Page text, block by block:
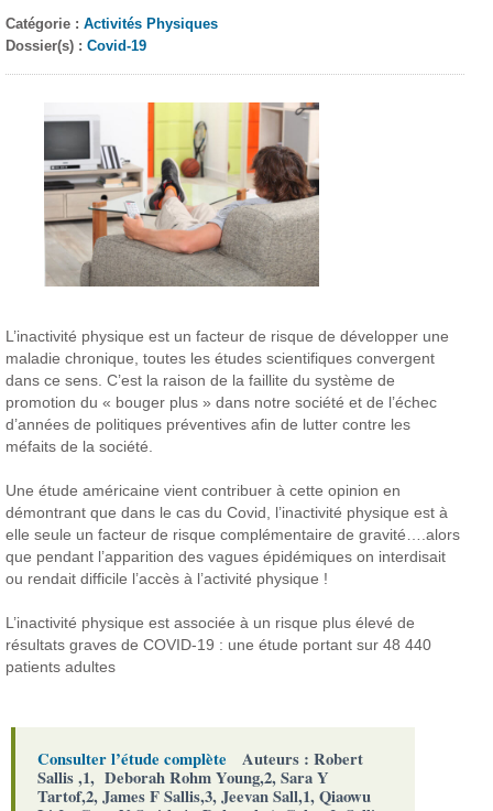
Catégorie :Activités Physiques
Dossier(s) :Covid-19
L’inactivité physique est un facteur de risque de développer une
maladie chronique, toutes les études scientifiques convergent
dans ce sens. C’est la raison de la faillite du système de
promotion du « bouger plus » dans notre société et de l’échec
d’années de politiques préventives afin de lutter contre les
méfaits de la société.
Une étude américaine vient contribuer à cette opinion en
démontrant que dans le cas du Covid, l’inactivité physique est à
elle seule un facteur de risque complémentaire de gravité….alors
que pendant l’apparition des vagues épidémiques on interdisait
ou rendait difficile l’accès à l’activité physique !
L’inactivité physique est associée à un risque plus élevé de
résultats graves de COVID-19 : une étude portant sur 48 440
patients adultes
Consulter l’étude complète Auteurs : Robert
Sallis ,1, Deborah Rohm Young,2, Sara Y
Tartof,2, James F Sallis,3, Jeevan Sall,1, Qiaowu